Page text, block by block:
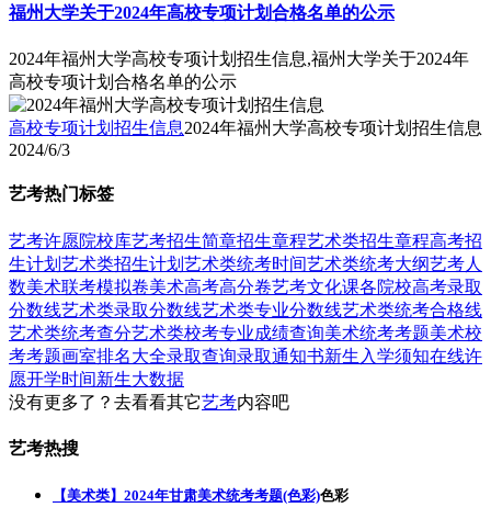
福州大学关于2024年高校专项计划合格名单的公示
2024年福州大学高校专项计划招生信息,福州大学关于2024年
高校专项计划合格名单的公示
高校专项计划招生信息2024年福州大学高校专项计划招生信息
2024/6/3
艺考热门标签
艺考许愿院校库艺考招生简章招生章程艺术类招生章程高考招
生计划 艺术类招生计划 艺术类统考时间艺术类统考大纲艺考人
数美术联考模拟卷美术高考高分卷艺考文化课各院校高考录取
分数线艺术类录取分数线艺术类专业分数线艺术类统考合格线
艺术类统考查分艺术类校考专业成绩查询美术统考考题美术校
考考题画室排名大全录取查询录取通知书新生入学须知在线许
愿开学时间新生大数据
没有更多了？去看看其它艺考内容吧
艺考热搜
【美术类】2024年甘肃美术统考考题(色彩)色彩